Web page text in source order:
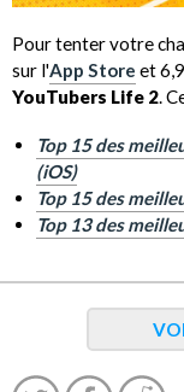
Pour tenter votre
sur l'App Store et
YouTubers Life 2 .
Top 15 des
(iOS)
Top 15 des
Top 13 des